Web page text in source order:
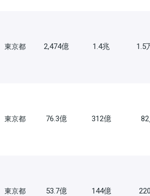
東京都 2,474億 1.4兆 1.5
東京都 76.3億 312億
東京都 53.7億 144億